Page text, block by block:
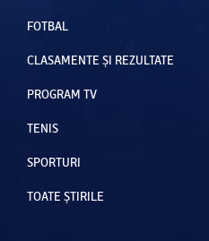
FOTBAL
CLASAMENTE ȘI REZULTATE
PROGRAM TV
TENIS
SPORTURI
TOATE ȘTIRILE